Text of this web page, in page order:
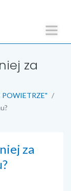
za
POWIETRZE"
za